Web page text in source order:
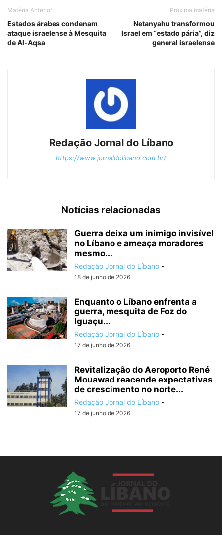
Matéria Anterior
Estados árabes condenam
ataque israelense à Mesquita
de Al-Aqsa
Próxima matéria
Netanyahu transformou
Israel em “estado pária”, diz
general israelense
Redação Jornal do Líbano
https://www.jornaldolibano.com.br/
Notícias relacionadas
Guerra deixa um inimigo invisível
no Líbano e ameaça moradores
mesmo...
Redação Jornal do Líbano -
18 de junho de 2026
Enquanto o Líbano enfrenta a
guerra, mesquita de Foz do
Iguaçu...
Redação Jornal do Líbano -
17 de junho de 2026
Revitalização do Aeroporto René
Mouawad reacende expectativas
de crescimento no norte...
Redação Jornal do Líbano -
17 de junho de 2026